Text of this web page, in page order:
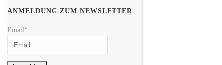
ANMELDUNG ZUM NEWSLETTER
Email*